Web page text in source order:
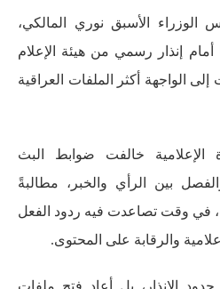
الوزراء الأسبق نوري المالكي،
إنذار رسمي من هيئة الإعلام
الواجهة أكثر الملفات العراقية
الإعلامية خالفت ضوابط البث
بين الرأي والخبر، مطالبةً
في وقت تصاعدت فيه ردود الفعل
والرقابة على المحتوى.
الإنذار، بل أعاد فتح ملفات